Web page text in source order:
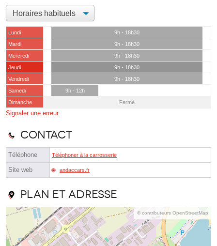
Lundi
9h - 18h30
Mardi
9h - 18h30
Mercredi
9h - 18h30
Jeudi
9h - 18h30
Vendredi
9h - 18h30
Samedi
9h - 12h
Dimanche
Fermé
Signaler une erreur
Contact
Téléphone Téléphoner à la carrosserie
Site web andaccars.fr
Plan et adresse
© contributeurs OpenStreetMap